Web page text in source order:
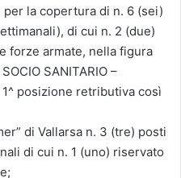
per la copertura di n. 6 (sei)
di cui n. 2 (due)
forze armate, nella figura
SANITARIO –
posizione retributiva così
di Vallarsa n. 3 (tre) posti
di cui n. 1 (uno) riservato